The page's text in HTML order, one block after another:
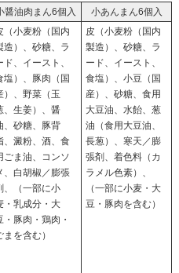
醤油肉まん6個入
小あんまん6個入
（小麦粉（国内
造）、砂糖、ラ
ド、イースト、
塩）、豚肉（国
）、野菜（玉
、生姜）、醤
、砂糖、豚背
、澱粉、酒、食
ごま油、コンソ
、白胡椒／膨張
、（一部に小
・乳成分・大
・豚肉・鶏肉・
まを含む）
皮（小麦粉（国内
製造）、砂糖、ラ
ード、イースト、
食塩）、小豆（国
産）、砂糖、食用
大豆油、水飴、葱
油（食用大豆油、
長葱）、寒天／膨
張剤、着色料（カ
ラメル色素）、
（一部に小麦・大
豆・豚肉を含む）